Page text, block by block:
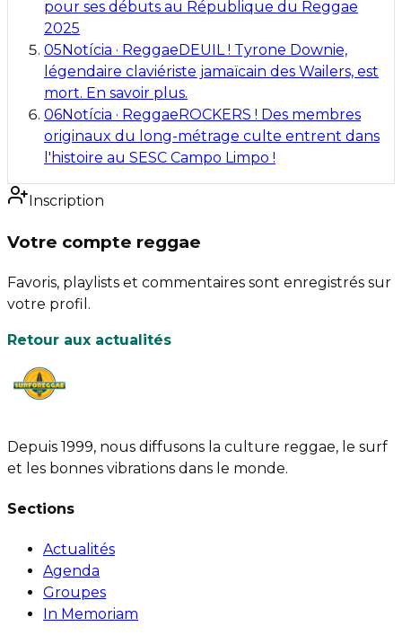
pour ses débuts au République du Reggae
2025
05 Notícia · Reggae DEUIL ! Tyrone Downie,
légendaire claviériste jamaïcain des Wailers, est
mort. En savoir plus.
06Notícia · Reggae ROCKERS ! Des membres
originaux du long-métrage culte entrent dans
l'histoire au SESC Campo Limpo !
Inscription
Votre compte reggae
Favoris, playlists et commentaires sont enregistrés sur
votre profil.
Retour aux actualités
Depuis 1999, nous diffusons la culture reggae, le surf
et les bonnes vibrations dans le monde.
Sections
Actualités
Agenda
Groupes
In Memoriam